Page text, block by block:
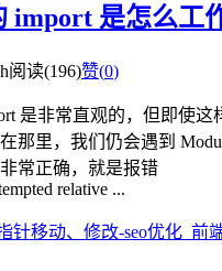
import 是怎么工
阅读(196)赞(0)
是非常直观的，但即使这
那里，我们仍会遇到
常正确，就是报错
relative ...